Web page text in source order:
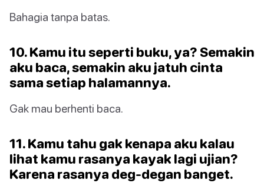
Bahagia tanpa batas.
10. Kamu itu seperti buku, ya? Semakin
aku baca, semakin aku jatuh cinta
sama setiap halamannya.
Gak mau berhenti baca.
11. Kamu tahu gak kenapa aku kalau
lihat kamu rasanya kayak lagi ujian?
Karena rasanya deg-degan banget.